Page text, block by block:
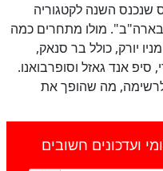
שנכנס השנה לקטגוריה
בארה"ב". מולו מתחרים כמה
יורק, כולל בר סנאק,
סיפ אנד גאזל וסופרבואנו.
לרשימה, מה שהופך את
ועדכונים חשובים